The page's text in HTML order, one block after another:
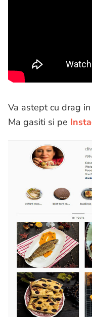
Va astept cu drag
Ma gasiti si pe